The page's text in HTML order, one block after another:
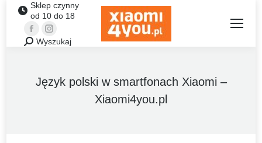
Sklep czynny
od 10 do 18
FacebookInstagram
Szukaj:Wyszukaj
Język polski w smartfonach Xiaomi –
Xiaomi4you.pl